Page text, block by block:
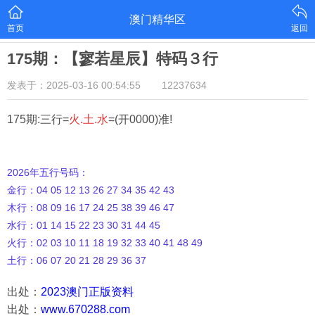
首页
澳门精华区
返回
175期：【寥若星辰】特码３行
发表于：2025-03-16 00:54:55 12237634
175期:三行=火.土.水=(开0000)准!
2026年五行号码：
金行：04 05 12 13 26 27 34 35 42 43
木行：08 09 16 17 24 25 38 39 46 47
水行：01 14 15 22 23 30 31 44 45
火行：02 03 10 11 18 19 32 33 40 41 48 49
土行：06 07 20 21 28 29 36 37
出处： 2023澳门正版资料
出处： www.670288.com